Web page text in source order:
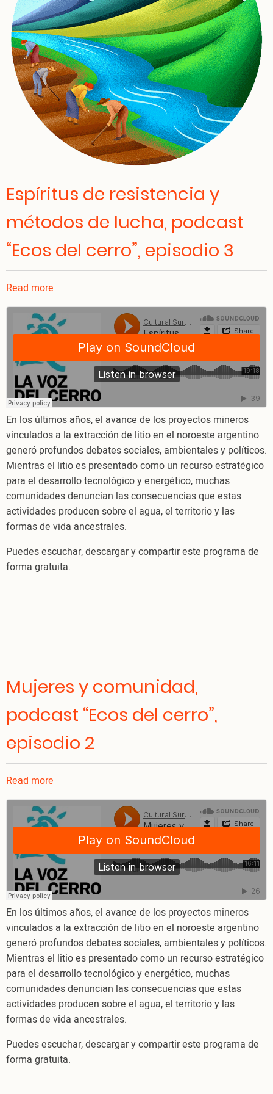
Espíritus de resistencia y
métodos de lucha, podcast
“Ecos del cerro”, episodio 3
Read more
Espíritus
de
resistencia
métodos
de
lucha,
podcast
“Ecos
del
cerro”,
episodio
3
En los últimos años, el avance de los proyectos mineros
vinculados a la extracción de litio en el noroeste argentino
generó profundos debates sociales, ambientales y políticos.
Mientras el litio es presentado como un recurso estratégico
para el desarrollo tecnológico y energético, muchas
comunidades denuncian las consecuencias que estas
actividades producen sobre el agua, el territorio y las
formas de vida ancestrales.
Puedes escuchar, descargar y compartir este programa de
forma gratuita.
Mujeres y comunidad,
podcast “Ecos del cerro”,
episodio 2
Read more
Mujeres
y
comunidad,
podcast
“Ecos
del
cerro”,
episodio
2
En los últimos años, el avance de los proyectos mineros
vinculados a la extracción de litio en el noroeste argentino
generó profundos debates sociales, ambientales y políticos.
Mientras el litio es presentado como un recurso estratégico
para el desarrollo tecnológico y energético, muchas
comunidades denuncian las consecuencias que estas
actividades producen sobre el agua, el territorio y las
formas de vida ancestrales.
Puedes escuchar, descargar y compartir este programa de
forma gratuita.